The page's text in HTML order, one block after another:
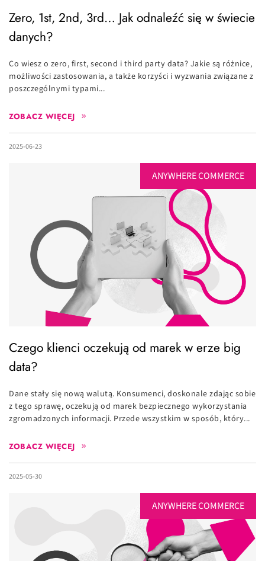
Zero, 1st, 2nd, 3rd… Jak odnaleźć się w świecie
danych?
Co wiesz o zero, first, second i third party data? Jakie są różnice,
możliwości zastosowania, a także korzyści i wyzwania związane z
poszczególnymi typami...
ZOBACZ WIĘCEJ
2025-06-23
ANYWHERE COMMERCE
Czego klienci oczekują od marek w erze big
data?
Dane stały się nową walutą. Konsumenci, doskonale zdając sobie
z tego sprawę, oczekują od marek bezpiecznego wykorzystania
zgromadzonych informacji. Przede wszystkim w sposób, który...
ZOBACZ WIĘCEJ
2025-05-30
ANYWHERE COMMERCE